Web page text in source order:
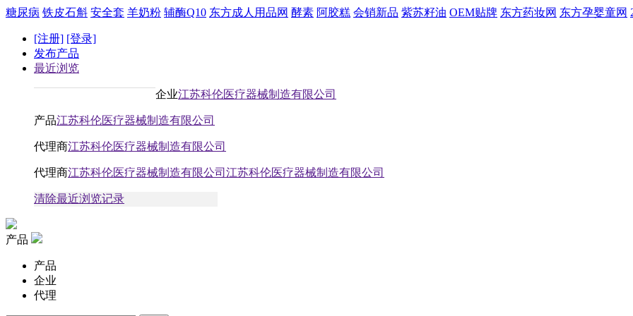
糖尿病 铁皮石斛 安全套 羊奶粉 辅酶Q10 东方成人用品网 酵素 阿胶糕 会销新品 紫苏籽油 OEM贴牌 东方药妆网 东方孕婴童网
[注册] [登录]
发布产品
最近浏览
企业江苏科伦医疗器械制造有限公司
产品江苏科伦医疗器械制造有限公司
代理商江苏科伦医疗器械制造有限公司
代理商江苏科伦医疗器械制造有限公司江苏科伦医疗器械制造有限公司
清除最近浏览记录
产品
产品
企业
代理